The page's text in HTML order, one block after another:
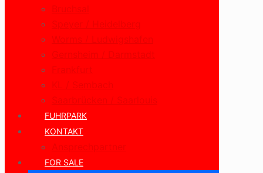
Bruchsal
Speyer / Heidelberg
Worms / Ludwigshafen
Gernsheim / Darmstadt
Frankfurt
KL / Sembach
Saarbrücken / Saarlouis
FUHRPARK
KONTAKT
Ansprechpartner
FOR SALE